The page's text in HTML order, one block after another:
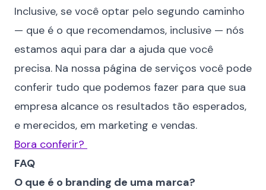
Inclusive, se você optar pelo segundo caminho
— que é o que recomendamos, inclusive — nós
estamos aqui para dar a ajuda que você
precisa. Na nossa página de serviços você pode
conferir tudo que podemos fazer para que sua
empresa alcance os resultados tão esperados,
e merecidos, em marketing e vendas.
Bora conferir?
FAQ
O que é o branding de uma marca?